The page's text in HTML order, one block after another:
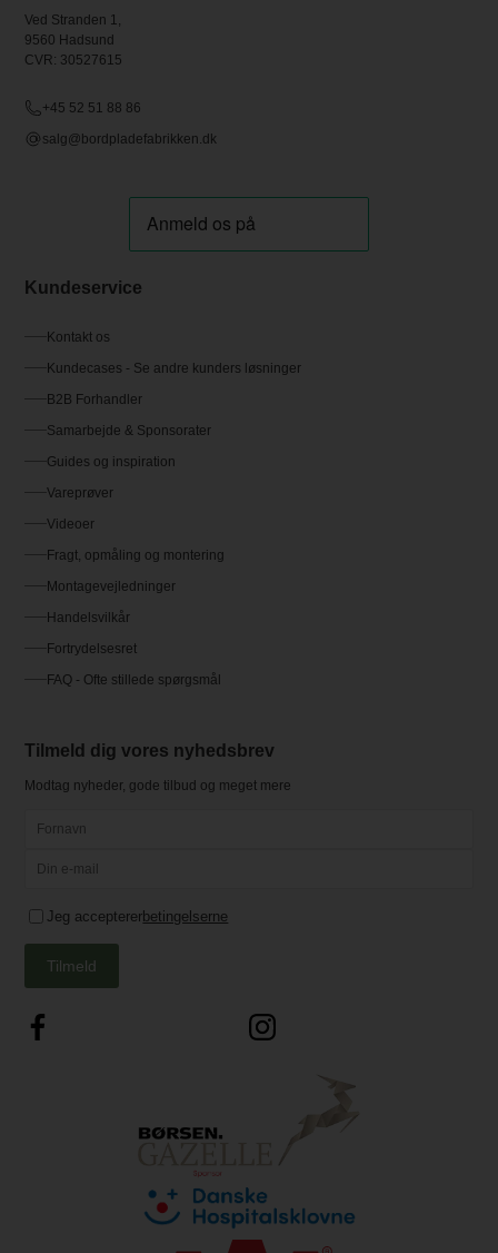
Ved Stranden 1,
9560 Hadsund
CVR: 30527615
+45 52 51 88 86
salg@bordpladefabrikken.dk
Kundeservice
Kontakt os
Kundecases - Se andre kunders løsninger
B2B Forhandler
Samarbejde & Sponsorater
Guides og inspiration
Vareprøver
Videoer
Fragt, opmåling og montering
Montagevejledninger
Handelsvilkår
Fortrydelsesret
FAQ - Ofte stillede spørgsmål
Tilmeld dig vores nyhedsbrev
Modtag nyheder, gode tilbud og meget mere
Jeg accepterer betingelserne
Tilmeld